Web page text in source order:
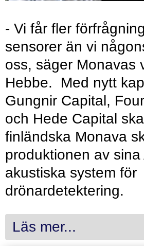
- Vi får fler
sensorer än vi
oss, säger Monavas
Hebbe. Med nytt
Gungnir Capital,
och Hede Capital
finländska Monava
produktionen av
akustiska system för
drönardetektering.
Läs mer...